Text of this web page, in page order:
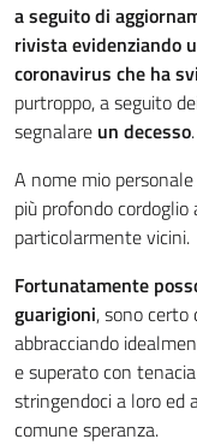
a seguito di
rivista evidenziando
coronavirus che ha
purtroppo, a seguito
segnalare un decesso.
A nome mio
più profondo
particolarmente vicini.
Fortunatamente
guarigioni, sono
abbracciando
e superato con
stringendoci a loro ed
comune speranza.